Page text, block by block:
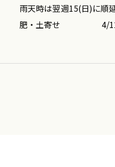
雨天時は翌週15(日)に順
肥・土寄せ 4/12